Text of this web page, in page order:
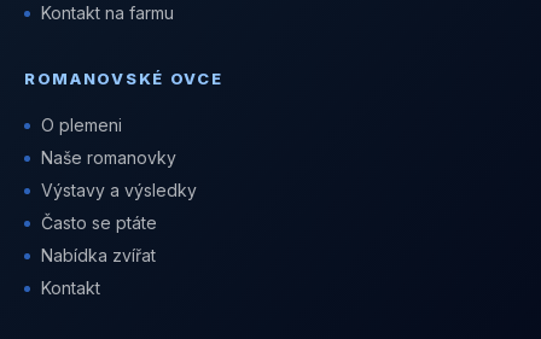
Kontakt na farmu
ROMANOVSKÉ OVCE
O plemeni
Naše romanovky
Výstavy a výsledky
Často se ptáte
Nabídka zvířat
Kontakt